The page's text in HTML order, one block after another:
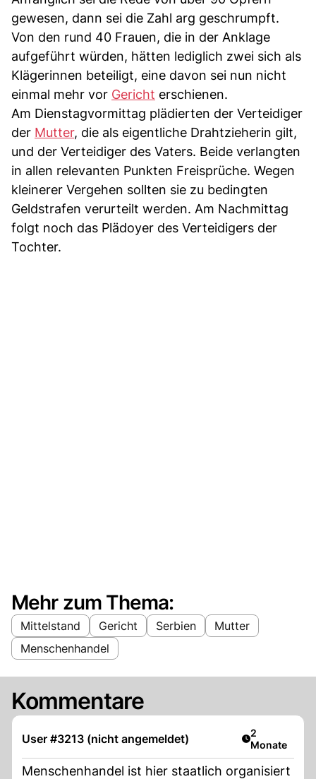
gewesen, dann sei die Zahl arg geschrumpft.
Von den rund 40 Frauen, die in der Anklage
aufgeführt würden, hätten lediglich zwei sich als
Klägerinnen beteiligt, eine davon sei nun nicht
einmal mehr vor Gericht erschienen.
Am Dienstagvormittag plädierten der Verteidiger
der Mutter, die als eigentliche Drahtzieherin gilt,
und der Verteidiger des Vaters. Beide verlangten
in allen relevanten Punkten Freisprüche. Wegen
kleinerer Vergehen sollten sie zu bedingten
Geldstrafen verurteilt werden. Am Nachmittag
folgt noch das Plädoyer des Verteidigers der
Tochter.
Mehr zum Thema:
Mittelstand Gericht Serbien
Mutter
Menschenhandel
Kommentare
User #3213 (nicht angemeldet) Artikel
2
Monate
Menschenhandel ist hier staatlich organisiert